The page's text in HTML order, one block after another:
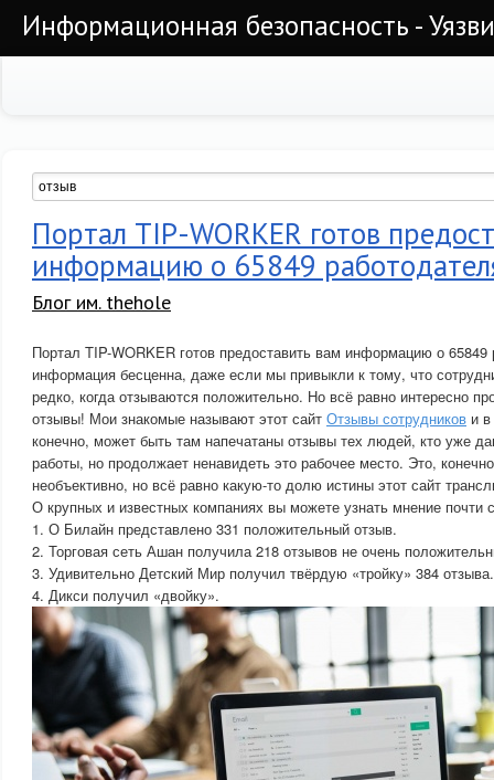
Информационная безопасность -
Портал TIP-WORKER готов
информацию о 65849
Блог им. thehole
Портал TIP-WORKER готов предоставить вам информацию о 65849
информация бесценна, даже если мы привыкли к тому, что
редко, когда отзываются положительно. Но всё равно интересно
отзывы! Мои знакомые называют этот сайт Отзывы сотрудников и
конечно, может быть там напечатаны отзывы тех людей, кто уже
работы, но продолжает ненавидеть это рабочее место. Это,
необъективно, но всё равно какую-то долю истины этот сайт
О крупных и известных компаниях вы можете узнать мнение почти
1. О Билайн представлено 331 положительный отзыв.
2. Торговая сеть Ашан получила 218 отзывов не очень
3. Удивительно Детский Мир получил твёрдую «тройку» 384 отзыва.
4. Дикси получил «двойку».